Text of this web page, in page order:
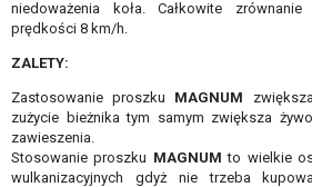
niedoważenia koła. Całkowite
prędkości 8 km/h.
ZALETY:
Zastosowanie proszku MAGNUM
zużycie bieżnika tym samym zwiększa
zawieszenia.
Stosowanie proszku MAGNUM to wielkie
wulkanizacyjnych gdyż nie trzeba